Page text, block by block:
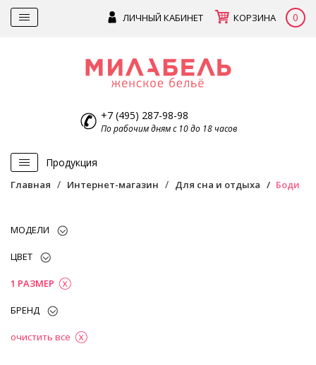
ЛИЧНЫЙ КАБИНЕТ КОРЗИНА 0
+7 (495) 287-98-98
По рабочим дням с 10 до 18 часов
Продукция
Главная Интернет-магазин Для сна и отдыха Боди
МОДЕЛИ
ЦВЕТ
1 РАЗМЕР
БРЕНД
очистить все